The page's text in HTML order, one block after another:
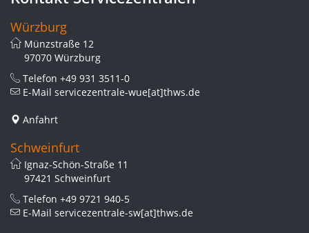
Würzburg
Münzstraße 12
97070 Würzburg
Telefon +49 931 3511-0
E-Mail servicezentrale-wue[at]thws.de
Anfahrt
Schweinfurt
Ignaz-Schön-Straße 11
97421 Schweinfurt
Telefon +49 9721 940-5
E-Mail servicezentrale-sw[at]thws.de